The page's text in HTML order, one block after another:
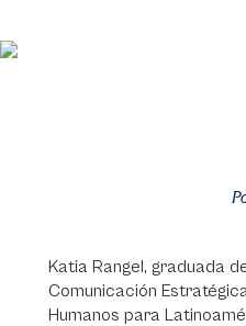
Katia Rangel, graduada
Comunicación
Humanos para